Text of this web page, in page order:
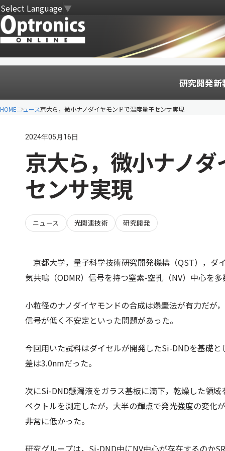
Select Language▼
研究開発新
HOMEニュース京大ら，微小ナノダイヤモンドで温度量子センサ実現
2024年05月16日
京大ら，微小ナノ
センサ実現
ニュース 光関連技術 研究開発
京都大学，量子科学技術研究開発機構（QST），ダ
気共鳴（ODMR）信号を持つ窒素-空孔（NV）中心を
小粒径のナノダイヤモンドの合成は爆轟法が有力だが
信号が低く不安定といった問題があった。
今回用いた試料はダイセルが開発したSi-DNDを基礎
差は3.0nmだった。
次にSi-DND懸濁液をガラス基板に滴下，乾燥した領
ペクトルを測定したが，大半の輝点で発光強度の変化
非常に低かった。
研究グループは，Si-DND中にNV中心が存在するのか